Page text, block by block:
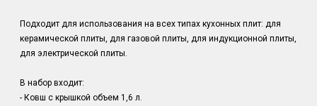
Подходит для использования на всех типах кухонных плит: для
керамической плиты, для газовой плиты, для индукционной плиты,
для электрической плиты.
В набор входит:
- Ковш с крышкой объем 1,6 л.